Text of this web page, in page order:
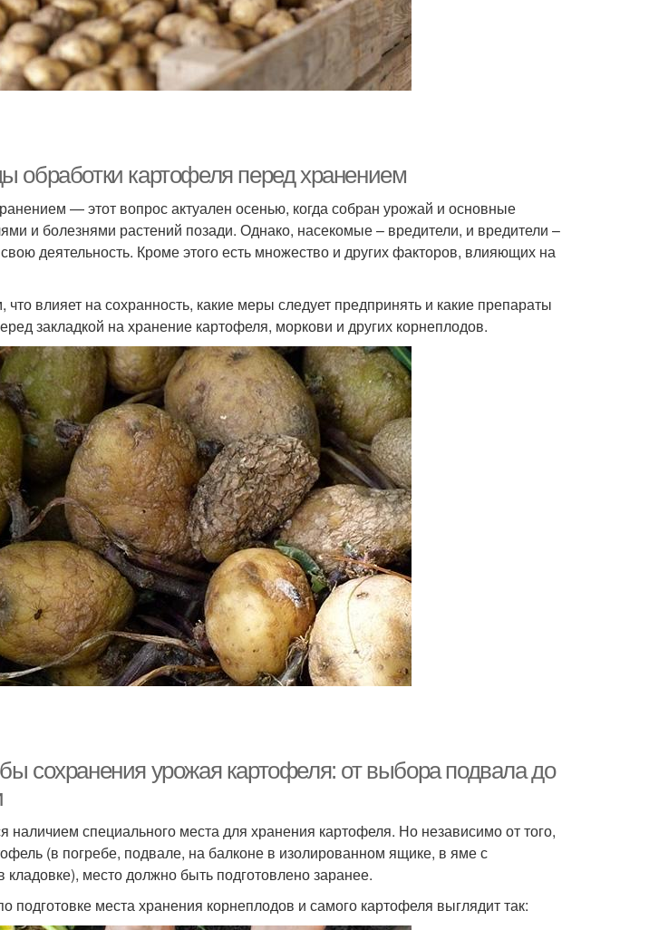
картофеля перед хранением
— этот вопрос актуален осенью, когда собран урожай и основные
и болезнями растений позади. Однако, насекомые – вредители, и вредители –
деятельность. Кроме этого есть множество и других факторов, влияющих на
влияет на сохранность, какие меры следует предпринять и какие препараты
закладкой на хранение картофеля, моркови и других корнеплодов.
сохранения урожая картофеля: от выбора подвала до
наличием специального места для хранения картофеля. Но независимо от того,
(в погребе, подвале, на балконе в изолированном ящике, в яме с
место должно быть подготовлено заранее.
подготовке места хранения корнеплодов и самого картофеля выглядит так: